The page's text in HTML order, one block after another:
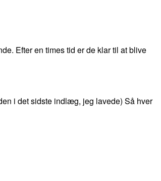
Efter en times tid er de klar til at blive
i det sidste indlæg, jeg lavede) Så hver